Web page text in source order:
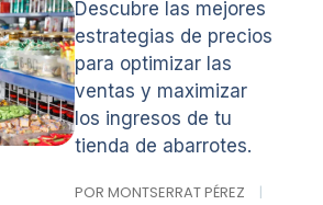
Descubre las mejores
estrategias de precios
para optimizar las
ventas y maximizar
los ingresos de tu
tienda de abarrotes.
POR MONTSERRAT PÉREZ
|